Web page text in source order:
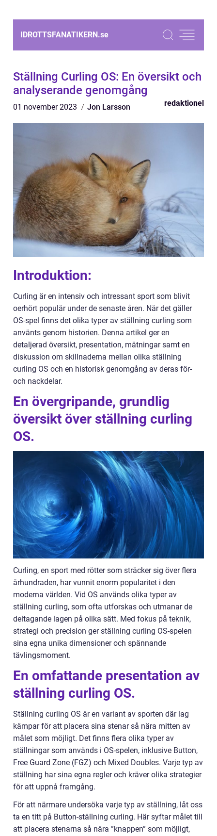
IDROTTSFANATIKERN.se
Ställning Curling OS: En översikt och
analyserande genomgång
01 november 2023 Jon Larsson redaktionel
Introduktion:
Curling är en intensiv och intressant sport som blivit
oerhört populär under de senaste åren. När det gäller
OS-spel finns det olika typer av ställning curling som
använts genom historien. Denna artikel ger en
detaljerad översikt, presentation, mätningar samt en
diskussion om skillnaderna mellan olika ställning
curling OS och en historisk genomgång av deras för-
och nackdelar.
En övergripande, grundlig
översikt över ställning curling
OS.
Curling, en sport med rötter som sträcker sig över flera
århundraden, har vunnit enorm popularitet i den
moderna världen. Vid OS används olika typer av
ställning curling, som ofta utforskas och utmanar de
deltagande lagen på olika sätt. Med fokus på teknik,
strategi och precision ger ställning curling OS-spelen
sina egna unika dimensioner och spännande
tävlingsmoment.
En omfattande presentation av
ställning curling OS.
Ställning curling OS är en variant av sporten där lag
kämpar för att placera sina stenar så nära mitten av
målet som möjligt. Det finns flera olika typer av
ställningar som används i OS-spelen, inklusive Button,
Free Guard Zone (FGZ) och Mixed Doubles. Varje typ av
ställning har sina egna regler och kräver olika strategier
för att uppnå framgång.
För att närmare undersöka varje typ av ställning, låt oss
ta en titt på Button-ställning curling. Här syftar målet till
att placera stenarna så nära ”knappen” som möjligt,